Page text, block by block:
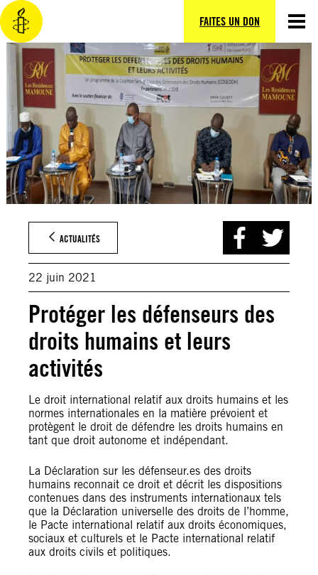
FAITES UN DON
Aller
au
contenu
ACTUALITÉS
22 juin 2021
Protéger les défenseurs des
droits humains et leurs
activités
Le droit international relatif aux droits humains et les
normes internationales en la matière prévoient et
protègent le droit de défendre les droits humains en
tant que droit autonome et indépendant.
La Déclaration sur les défenseur.es des droits
humains reconnait ce droit et décrit les dispositions
contenues dans des instruments internationaux tels
que la Déclaration universelle des droits de l’homme,
le Pacte international relatif aux droits économiques,
sociaux et culturels et le Pacte international relatif
aux droits civils et politiques.